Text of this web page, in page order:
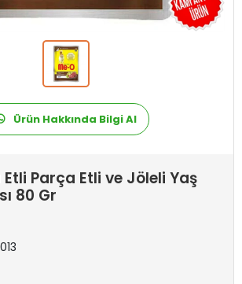
Ürün Hakkında Bilgi Al
Parça Etli ve Jöleli Yaş
80 Gr